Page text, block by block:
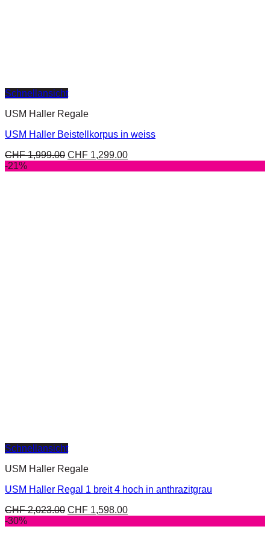
Schnellansicht
USM Haller Regale
USM Haller Beistellkorpus in weiss
CHF1,999.00 CHF 1,299.00
-21%
Schnellansicht
USM Haller Regale
USM Haller Regal 1 breit 4 hoch in anthrazitgrau
CHF2,023.00 CHF 1,598.00
-30%